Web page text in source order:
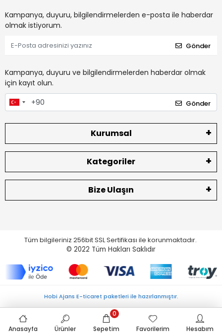
Kampanya, duyuru, bilgilendirmelerden e-posta ile haberdar
olmak istiyorum.
Gönder
Kampanya, duyuru ve bilgilendirmelerden haberdar olmak
için kayıt olun.
Gönder
Kurumsal
Kategoriler
Bize Ulaşın
Tüm bilgileriniz 256bit SSL Sertifikası ile korunmaktadır.
© 2022 Tüm Hakları Saklıdır
Anasayfa Ürünler Sepetim
0
Favorilerim
Hesabım
Hobi Ajans E-ticaret paketleri ile hazırlanmıştır.